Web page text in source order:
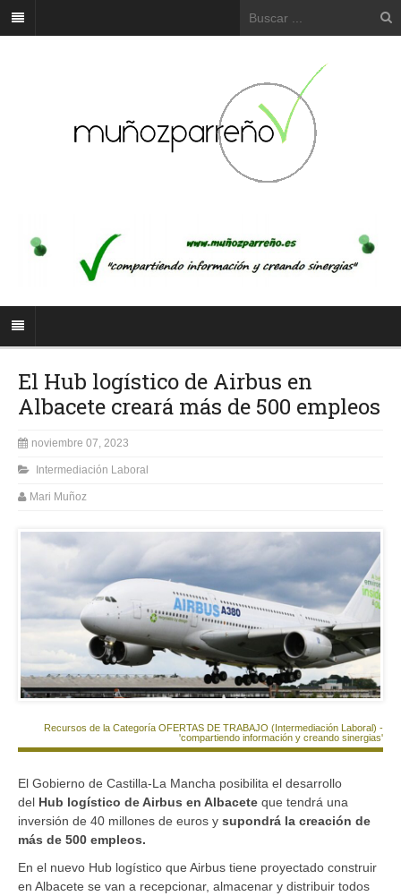
El Hub logístico de Airbus en
Albacete creará más de 500 empleos
noviembre 07, 2023
Intermediación Laboral
Mari Muñoz
Recursos de la Categoría OFERTAS DE TRABAJO (Intermediación Laboral) -
'compartiendo información y creando sinergias'
El Gobierno de Castilla-La Mancha posibilita el desarrollo
del Hub logístico de Airbus en Albacete que tendrá una
inversión de 40 millones de euros y supondrá la creación de
más de 500 empleos.
En el nuevo Hub logístico que Airbus tiene proyectado construir
en Albacete se van a recepcionar, almacenar y distribuir todos